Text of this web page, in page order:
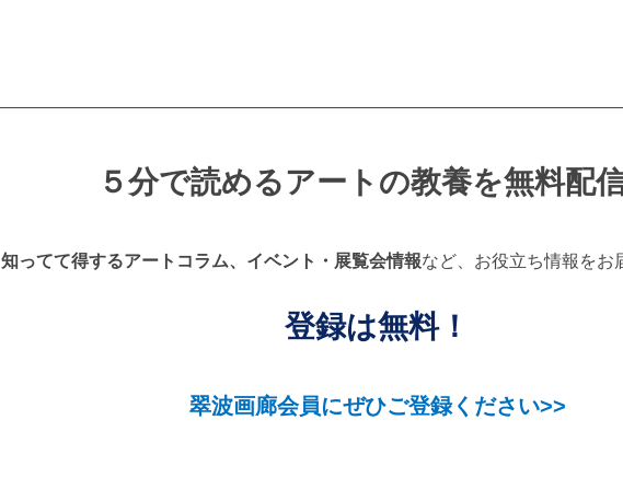
５分で読めるアートの教養を無料配信
知ってて得するアートコラム、イベント・展覧会情報など、お役立ち情報をお
登録は無料！
翠波画廊会員にぜひご登録ください>>